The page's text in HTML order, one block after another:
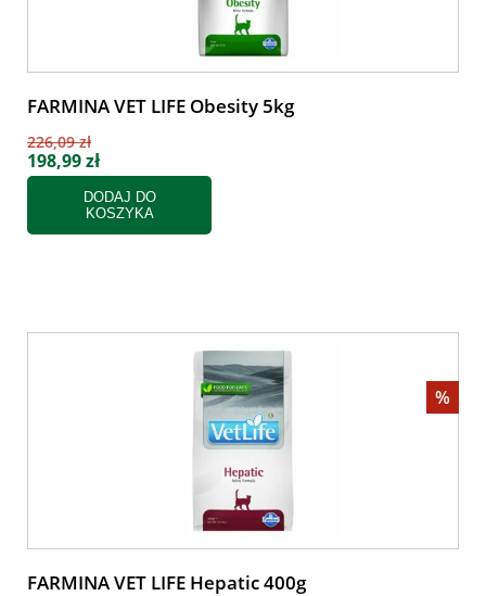
FARMINA VET LIFE Obesity 5kg
226,09 zł
198,99 zł
DODAJ DO
KOSZYKA
%
FARMINA VET LIFE Hepatic 400g